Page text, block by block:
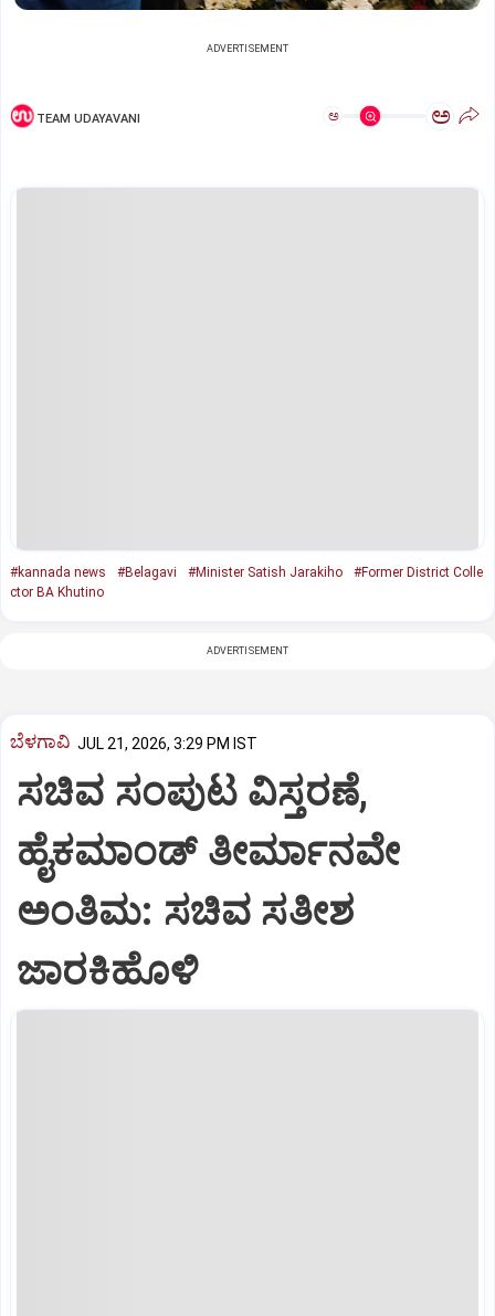
ADVERTISEMENT
TEAM UDAYAVANI ಅ ಅ
#kannada news #Belagavi #Minister Satish Jarakiho
#Former District Colle
ctor BA Khutino
ADVERTISEMENT
ಬೆಳಗಾವಿ JUL 21, 2026, 3:29 PM IST
ಸಚಿವ ಸಂಪುಟ ವಿಸ್ತರಣೆ,
ಹೈಕಮಾಂಡ್ ತೀರ್ಮಾನವೇ
ಅಂತಿಮ: ಸಚಿವ ಸತೀಶ
ಜಾರಕಿಹೊಳಿ